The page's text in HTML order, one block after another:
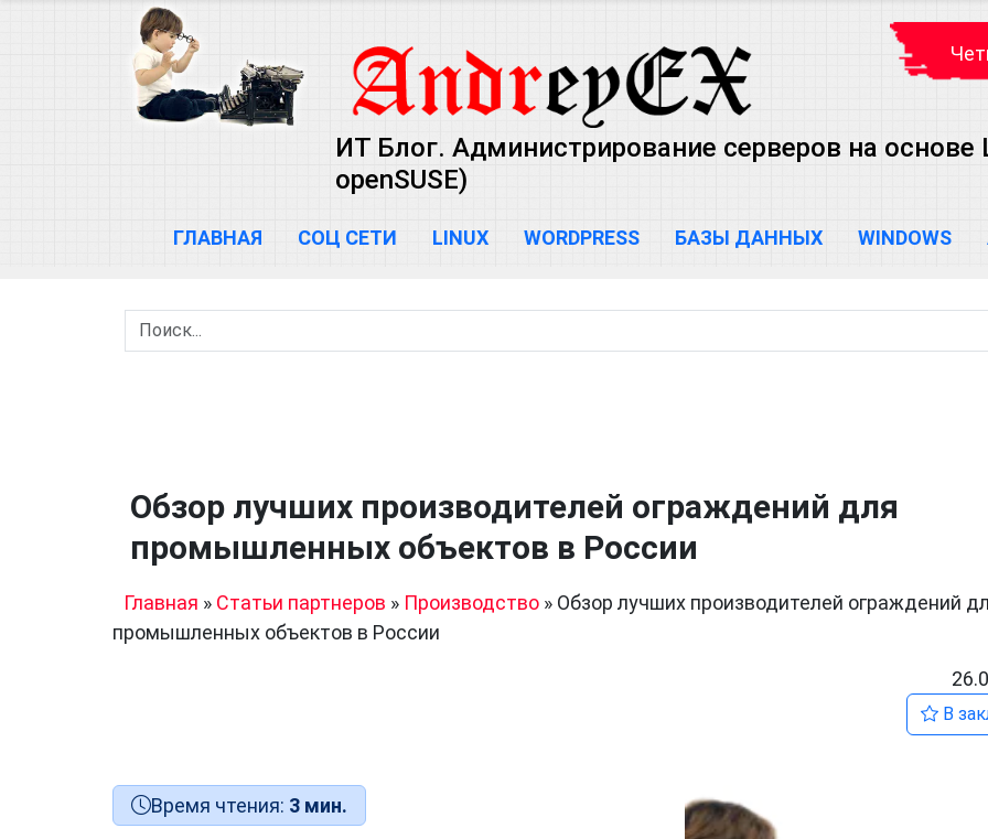
ИТ Блог. Администрирование серверов на основе
openSUSE)
ГЛАВНАЯ СОЦ СЕТИ LINUX WORDPRESS БАЗЫ ДАННЫХ WINDOWS
Обзор лучших производителей ограждений для
промышленных объектов в России
Главная » Статьи партнеров » Производство » Обзор лучших производителей ограждений
промышленных объектов в России
В
Время чтения: 3 мин.